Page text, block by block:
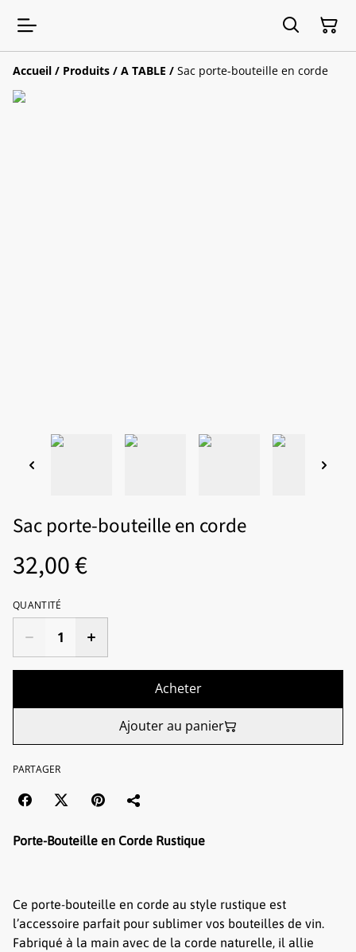
Accueil / Produits / A TABLE / Sac porte-bouteille en corde
Sac porte-bouteille en corde
32,00 €
QUANTITÉ
Acheter
Ajouter au panier
PARTAGER
Porte-Bouteille en Corde Rustique
Ce porte-bouteille en corde au style rustique est
l’accessoire parfait pour sublimer vos bouteilles de vin.
Fabriqué à la main avec de la corde naturelle, il allie